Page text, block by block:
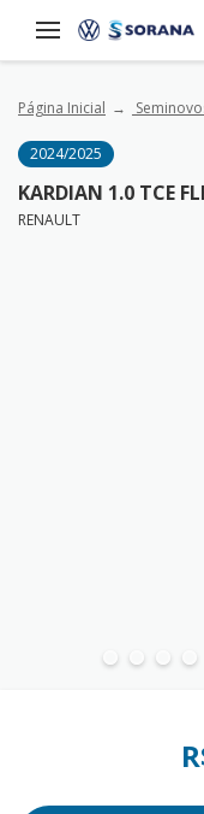
Página Inicial
2024/2025
KARDIAN 1.0 TCE
RENAULT